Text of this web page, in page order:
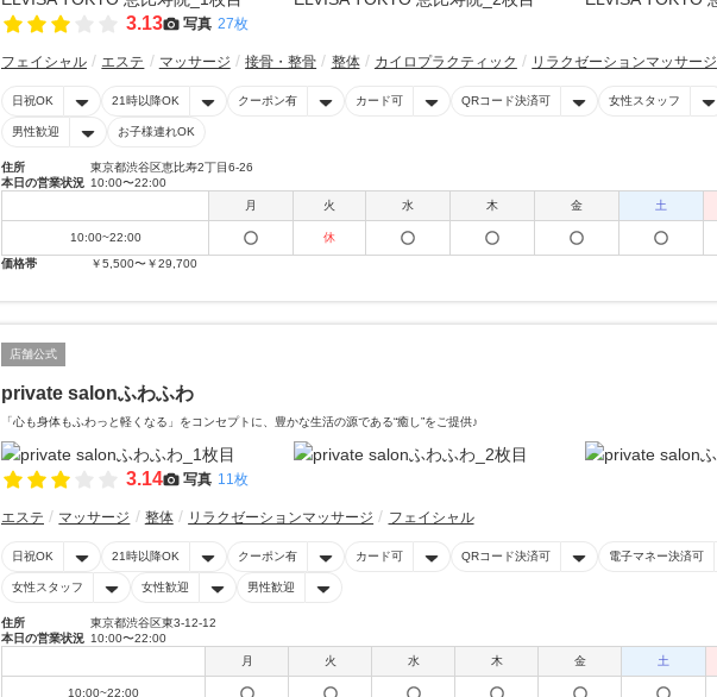
3.13 写真 27枚
フェイシャル エステ マッサージ 接骨・整骨 整体 カイロプラクティック リラクゼーションマッサージ
日祝OK 21時以降OK クーポン有 カード可 QRコード決済可 女性スタッフ
男性歓迎 お子様連れOK
住所
東京都渋谷区恵比寿2丁目6‐26
本日の営業状況 10:00〜22:00
月
火 水 木 金 土
10:00~22:00
休
価格帯
￥5,500〜￥29,700
店舗公式
private salonふわふわ
「心も身体もふわっと軽くなる」をコンセプトに、豊かな生活の源である“癒し”をご提供♪
3.14 写真 11枚
エステ マッサージ 整体 リラクゼーションマッサージ フェイシャル
日祝OK 21時以降OK クーポン有 カード可 QRコード決済可 電子マネー決済可
女性スタッフ 女性歓迎 男性歓迎
住所
東京都渋谷区東3-12-12
本日の営業状況 10:00〜22:00
月
火 水 木 金 土
10:00~22:00